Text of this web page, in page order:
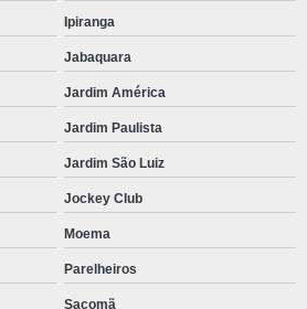
Ipiranga
Jabaquara
Jardim América
Jardim Paulista
Jardim São Luiz
Jockey Club
Moema
Parelheiros
Sacomã